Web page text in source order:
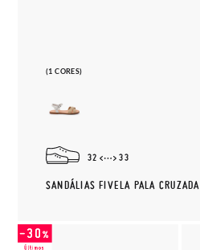
(1 CORES)
32 33
SANDÁLIAS FIVELA PALA